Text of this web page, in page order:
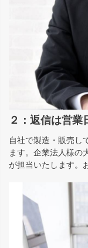
２：返信は営業
自社で製造・販売し
ます。企業法人様の
が担当いたします。